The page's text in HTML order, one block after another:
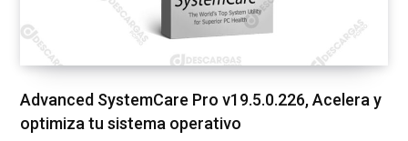
Advanced SystemCare Pro v19.5.0.226, Acelera y
optimiza tu sistema operativo